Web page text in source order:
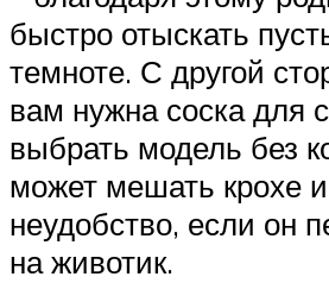
быстро отыскать
темноте. С другой
вам нужна соска для
выбрать модель без
может мешать крохе
неудобство, если он
на животик.